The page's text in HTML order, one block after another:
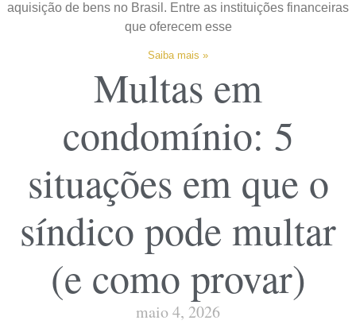
aquisição de bens no Brasil. Entre as instituições financeiras
que oferecem esse
Saiba mais »
Multas em
condomínio: 5
situações em que o
síndico pode multar
(e como provar)
maio 4, 2026